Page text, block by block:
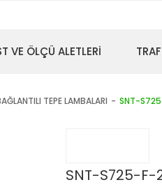
VE ÖLÇÜ ALETLERİ
TEPE LAMBALARI SNT-
SNT-S725-F-2